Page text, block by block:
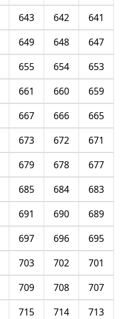
641
642
643
647
648
649
653
654
655
659
660
661
665
666
667
671
672
673
677
678
679
683
684
685
689
690
691
695
696
697
701
702
703
707
708
709
713
714
715